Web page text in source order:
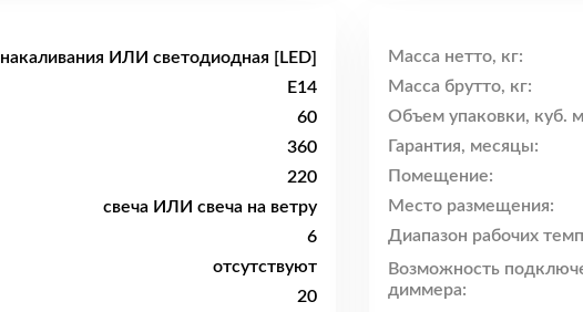
накаливания ИЛИ светодиодная [LED]
E14
60
360
220
свеча ИЛИ свеча на ветру
6
отсутствуют
20
Масса нетто, кг:
Масса брутто, кг:
Объем упаковки, куб.
Гарантия, месяцы:
Помещение:
Место размещения:
Диапазон рабочих
Возможность
диммера: